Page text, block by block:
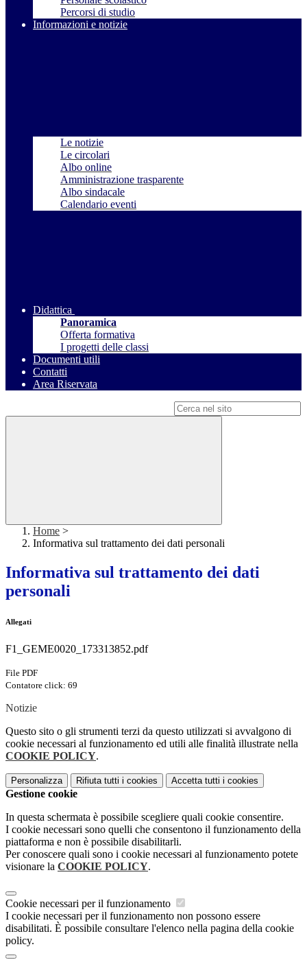
Percorsi di studio
Informazioni e notizie
Le notizie
Le circolari
Albo online
Amministrazione trasparente
Albo sindacale
Calendario eventi
Didattica
Panoramica
Offerta formativa
I progetti delle classi
Documenti utili
Contatti
Area Riservata
Home >
Informativa sul trattamento dei dati personali
Informativa sul trattamento dei dati
personali
Allegati
F1_GEME0020_173313852.pdf
File PDF
Contatore click: 69
Notizie
Questo sito o gli strumenti terzi da questo utilizzati si avvalgono di
cookie necessari al funzionamento ed utili alle finalità illustrate nella
COOKIE POLICY.
Personalizza Rifiuta tutti i cookies Accetta tutti i cookies
Gestione cookie
In questa schermata è possibile scegliere quali cookie consentire.
I cookie necessari sono quelli che consentono il funzionamento della
piattaforma e non è possibile disabilitarli.
Per conoscere quali sono i cookie necessari al funzionamento potete
visionare la COOKIE POLICY.
Cookie necessari per il funzionamento
I cookie necessari per il funzionamento non possono essere
disabilitati. È possibile consultare l'elenco nella pagina della cookie
policy.